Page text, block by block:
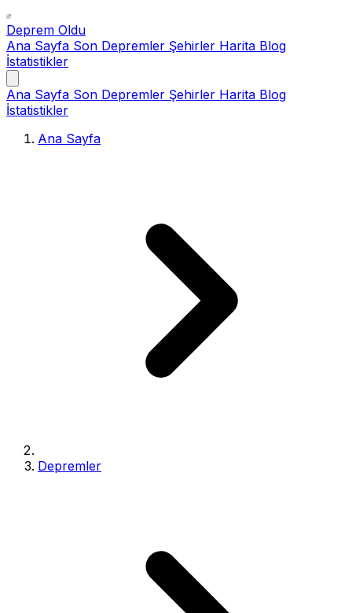
Deprem Oldu
Ana Sayfa Son Depremler Şehirler Harita Blog
İstatistikler
Ana Sayfa Son Depremler Şehirler Harita Blog
İstatistikler
Ana Sayfa
Depremler